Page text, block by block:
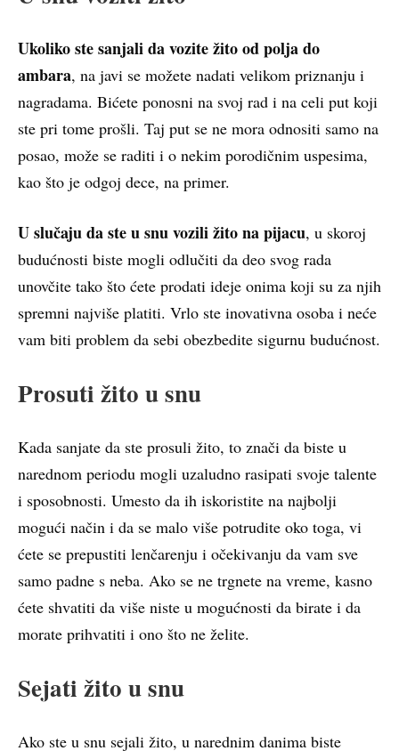
Ukoliko ste sanjali da vozite žito od polja do
ambara, na javi se možete nadati velikom priznanju i
nagradama. Bićete ponosni na svoj rad i na celi put koji
ste pri tome prošli. Taj put se ne mora odnositi samo na
posao, može se raditi i o nekim porodičnim uspesima,
kao što je odgoj dece, na primer.
U slučaju da ste u snu vozili žito na pijacu, u skoroj
budućnosti biste mogli odlučiti da deo svog rada
unovčite tako što ćete prodati ideje onima koji su za njih
spremni najviše platiti. Vrlo ste inovativna osoba i neće
vam biti problem da sebi obezbedite sigurnu budućnost.
Prosuti žito u snu
Kada sanjate da ste prosuli žito, to znači da biste u
narednom periodu mogli uzaludno rasipati svoje talente
i sposobnosti. Umesto da ih iskoristite na najbolji
mogući način i da se malo više potrudite oko toga, vi
ćete se prepustiti lenčarenju i očekivanju da vam sve
samo padne s neba. Ako se ne trgnete na vreme, kasno
ćete shvatiti da više niste u mogućnosti da birate i da
morate prihvatiti i ono što ne želite.
Sejati žito u snu
Ako ste u snu sejali žito, u narednim danima biste